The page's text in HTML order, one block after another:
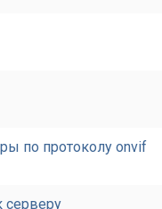
по протоколу onvif
серверу